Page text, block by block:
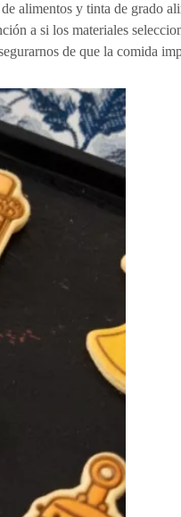
alimentos y tinta de grado
a si los materiales
de que la comida